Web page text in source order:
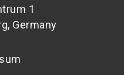
1
Germany